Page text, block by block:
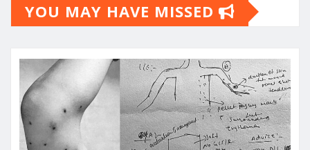
YOU MAY HAVE MISSED